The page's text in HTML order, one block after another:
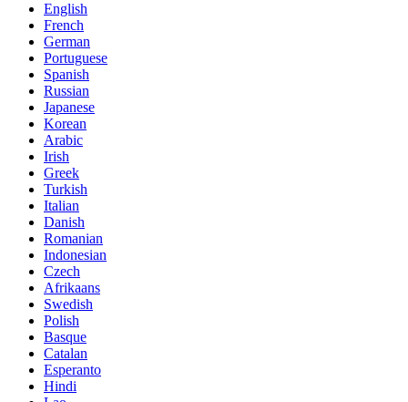
English
French
German
Portuguese
Spanish
Russian
Japanese
Korean
Arabic
Irish
Greek
Turkish
Italian
Danish
Romanian
Indonesian
Czech
Afrikaans
Swedish
Polish
Basque
Catalan
Esperanto
Hindi